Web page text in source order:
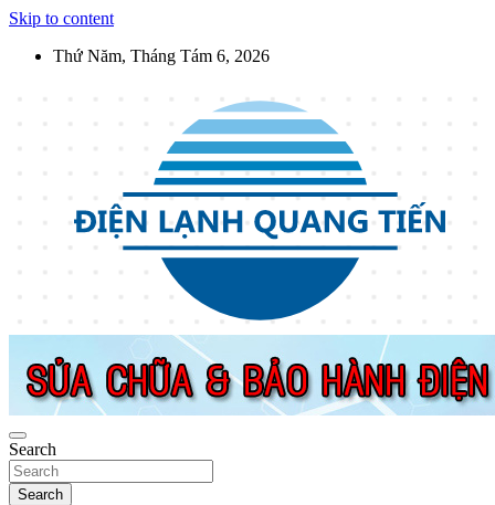
Skip to content
Thứ Năm, Tháng Tám 6, 2026
Điện Lạnh Quang Tiến
Sửa chữa thiết bị điện lạnh, điện dân dụng, thiết bị nhà bếp tại Hà
Nội
Search
Search